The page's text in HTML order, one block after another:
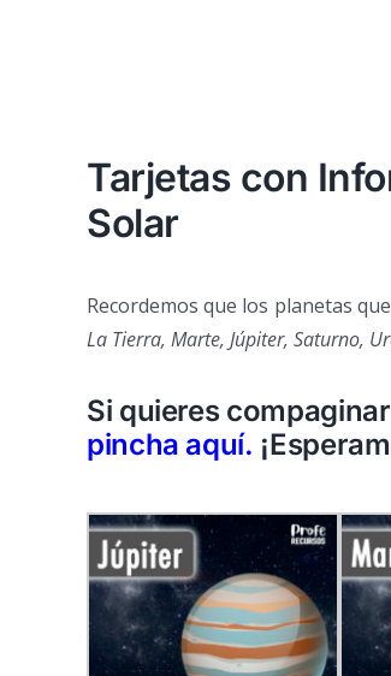
Tarjetas con
Solar
Recordemos que los planetas
La Tierra, Marte, Júpiter, Saturno,
Si quieres
pincha aquí.